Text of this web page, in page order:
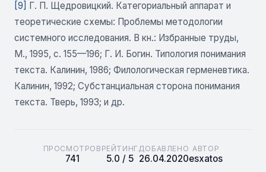
[9] Г. П. Щедровицкий. Категориальный аппарат и
теоретические схемы: Проблемы методологии
системного исследования. В кн.: Избранные труды,
М., 1995, с. 155—196; Г. И. Богин. Типология понимания
текста. Калинин, 1986; Филологическая герменевтика.
Калинин, 1992; Субстанциальная сторона понимания
текста. Тверь, 1993; и др.
ПРОСМОТРОВ
741
РЕЙТИНГ
5.0 / 5
ДОБАВЛЕНО
26.04.2020
АВТОР
esxatos